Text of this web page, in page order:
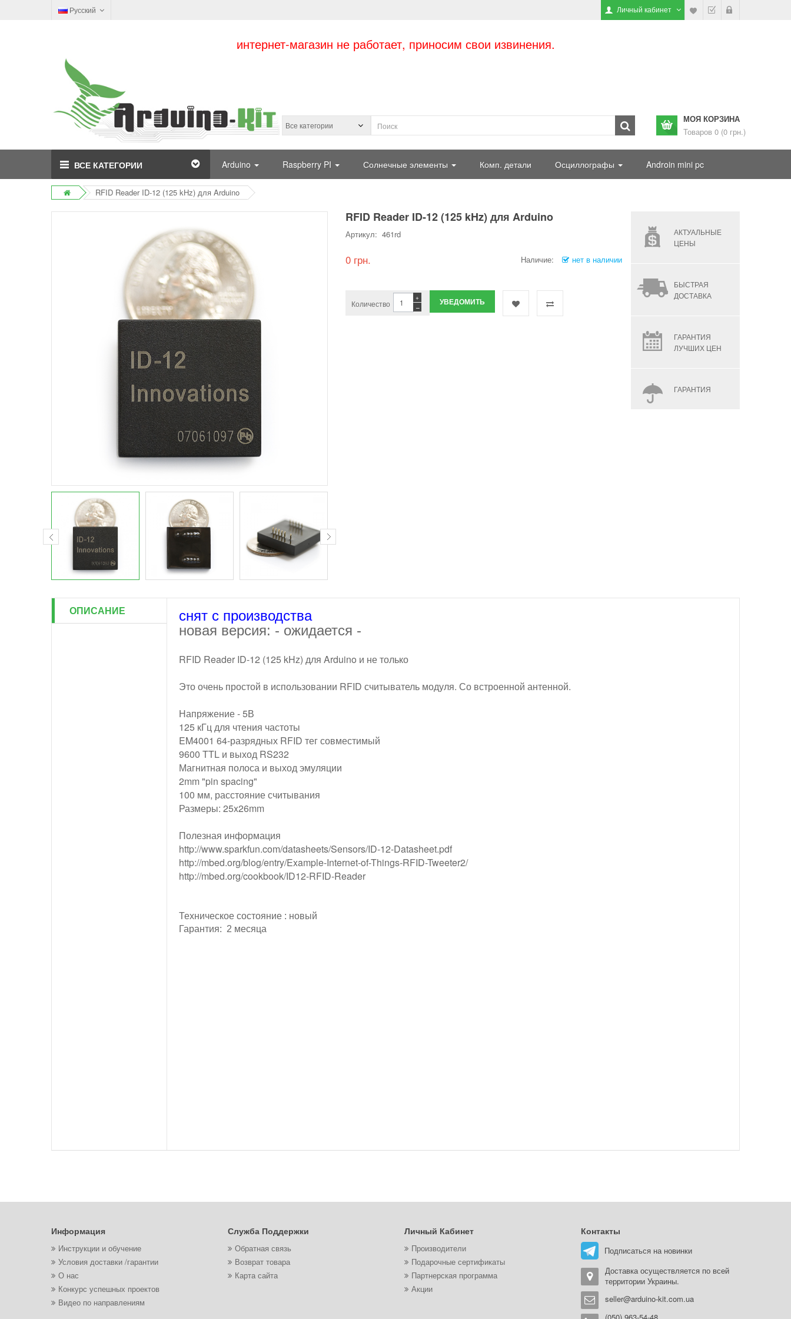
Русский Личный кабинет
интернет-магазин не работает, приносим свои извинения.
МОЯ КОРЗИНА
Товаров 0 (0 грн.)
ВСЕ КАТЕГОРИИ Arduino Raspberry PI Солнечные элементы Комп. детали Осциллографы Androin mini pc
RFID Reader ID-12 (125 kHz) для Arduino
RFID Reader ID-12 (125 kHz) для Arduino
Артикул: 461rd
0 грн. Наличие: нет в наличии
Количество −
+ УВЕДОМИТЬ
АКТУАЛЬНЫЕ
ЦЕНЫ
БЫСТРАЯ
ДОСТАВКА
ГАРАНТИЯ
ЛУЧШИХ ЦЕН
ГАРАНТИЯ
ОПИСАНИЕ
снят с производства
новая версия: - ожидается -
RFID Reader ID-12 (125 kHz) для Arduino и не только
Это очень простой в использовании RFID считыватель модуля. Со встроенной антенной.
Напряжение - 5В
125 кГц для чтения частоты
EM4001 64-разрядных RFID тег совместимый
9600 TTL и выход RS232
Магнитная полоса и выход эмуляции
2mm "pin spacing"
100 мм, расстояние считывания
Размеры: 25x26mm
Полезная информация
http://www.sparkfun.com/datasheets/Sensors/ID-12-Datasheet.pdf
http://mbed.org/blog/entry/Example-Internet-of-Things-RFID-Tweeter2/
http://mbed.org/cookbook/ID12-RFID-Reader
Техническое состояние : новый
Гарантия: 2 месяца
Информация
Инструкции и обучение
Условия доставки /гарантии
О нас
Конкурс успешных проектов
Видео по направлениям
Служба Поддержки
Обратная связь
Возврат товара
Карта сайта
Личный Кабинет
Производители
Подарочные сертификаты
Партнерская программа
Акции
Контакты
Подписаться на новинки
Доставка осуществляется по всей
территории Украины.
seller@arduino-kit.com.ua